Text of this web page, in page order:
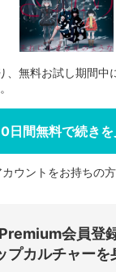
会員登録する
ログインする
、無料お試し期間中
日間無料で続きを
ウントをお持ちの
Premium会員登
プカルチャーを